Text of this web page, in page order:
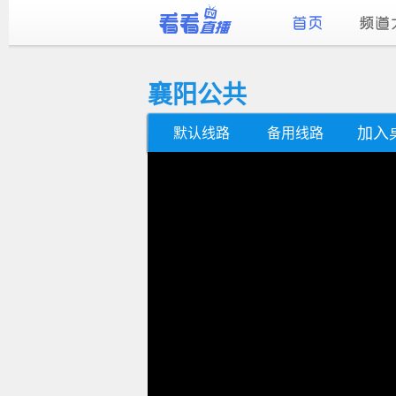
襄阳公共
默认线路 备用线路 加入